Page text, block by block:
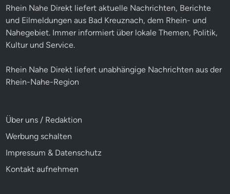
Rhein Nahe Direkt liefert aktuelle Nachrichten, Berichte
und Eilmeldungen aus Bad Kreuznach, dem Rhein- und
Nahegebiet. Immer informiert über lokale Themen, Politik,
Kultur und Service.
Rhein Nahe Direkt liefert unabhängige Nachrichten aus der
Rhein-Nahe-Region
Über uns / Redaktion
Werbung schalten
Impressum & Datenschutz
Kontakt aufnehmen